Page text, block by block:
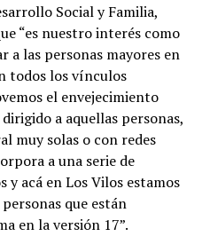
Social y Familia,
“es nuestro interés como
a las personas mayores en
todos los vínculos
el envejecimiento
a aquellas personas,
muy solas o con redes
a una serie de
y acá en Los Vilos estamos
que están
en la versión 17”.